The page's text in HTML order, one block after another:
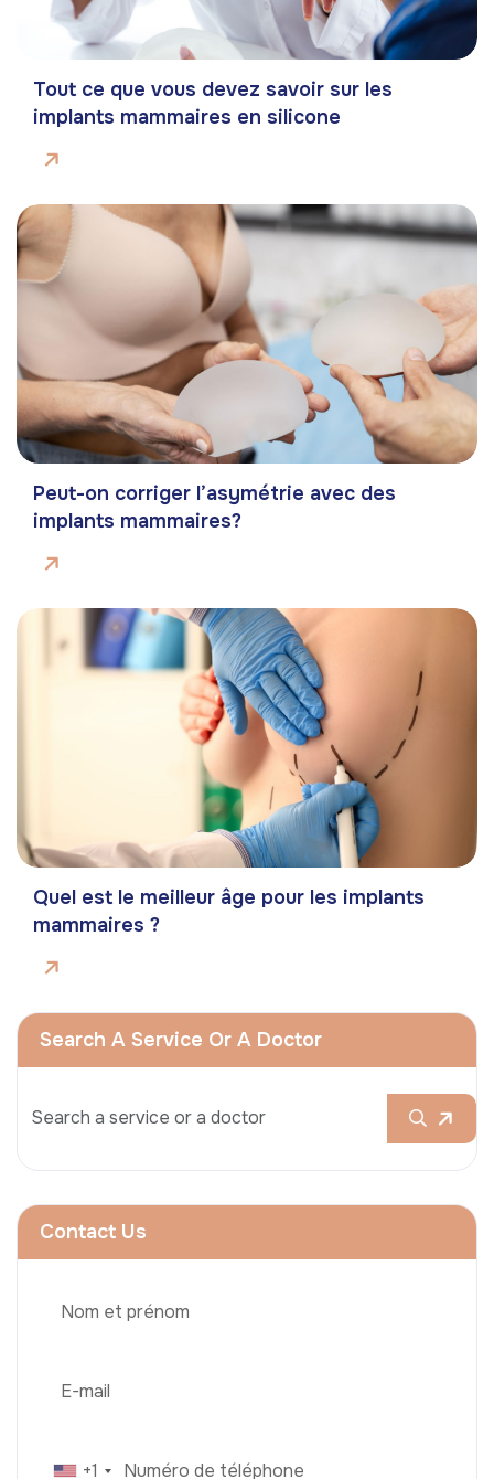
Tout ce que vous devez savoir sur les
implants mammaires en silicone
Peut-on corriger l’asymétrie avec des
implants mammaires?
Quel est le meilleur âge pour les implants
mammaires ?
Search A Service Or A Doctor
Contact Us
+1